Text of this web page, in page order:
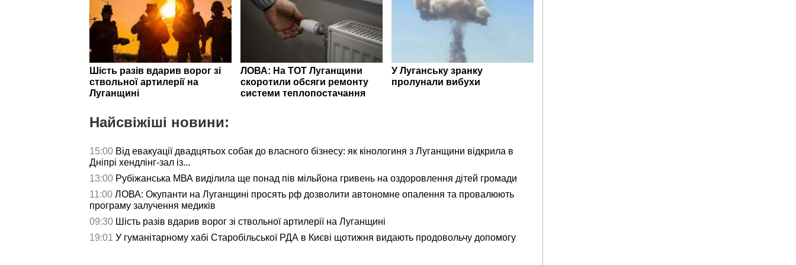
Шість разів вдарив ворог зі
ствольної артилерії на
Луганщині
ЛОВА: На ТОТ Луганщини
скоротили обсяги ремонту
системи теплопостачання
У Луганську зранку
пролунали вибухи
Найсвіжіші новини:
15:00 Від евакуації двадцятьох собак до власного бізнесу: як кінологиня з Луганщини відкрила в
Дніпрі хендлінг-зал із...
13:00 Рубіжанська МВА виділила ще понад пів мільйона гривень на оздоровлення дітей громади
11:00 ЛОВА: Окупанти на Луганщині просять рф дозволити автономне опалення та провалюють
програму залучення медиків
09:30 Шість разів вдарив ворог зі ствольної артилерії на Луганщині
19:01 У гуманітарному хабі Старобільської РДА в Києві щотижня видають продовольчу допомогу